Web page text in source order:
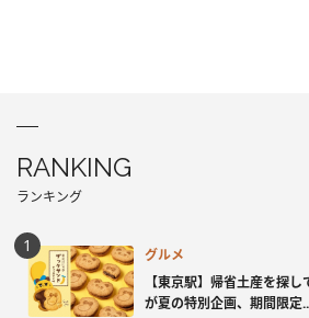
RANKING
ランキング
グルメ
【東京駅】帰省土産を探
が夏の特別企画、期間限定